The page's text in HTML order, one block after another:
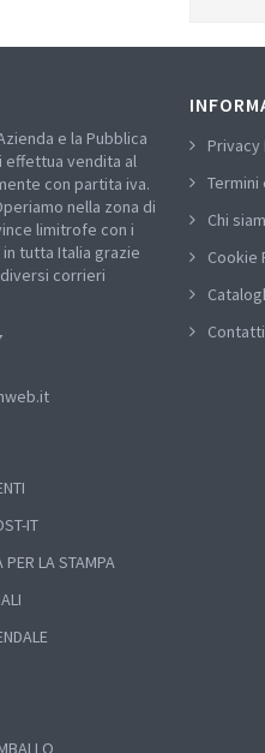
e la Pubblica
effettua vendita al
con partita iva.
nella zona di
limitrofe con i
tutta Italia grazie
corrieri
Privacy
Termini
Chi
Cookie
Contatti
IT
PER LA STAMPA